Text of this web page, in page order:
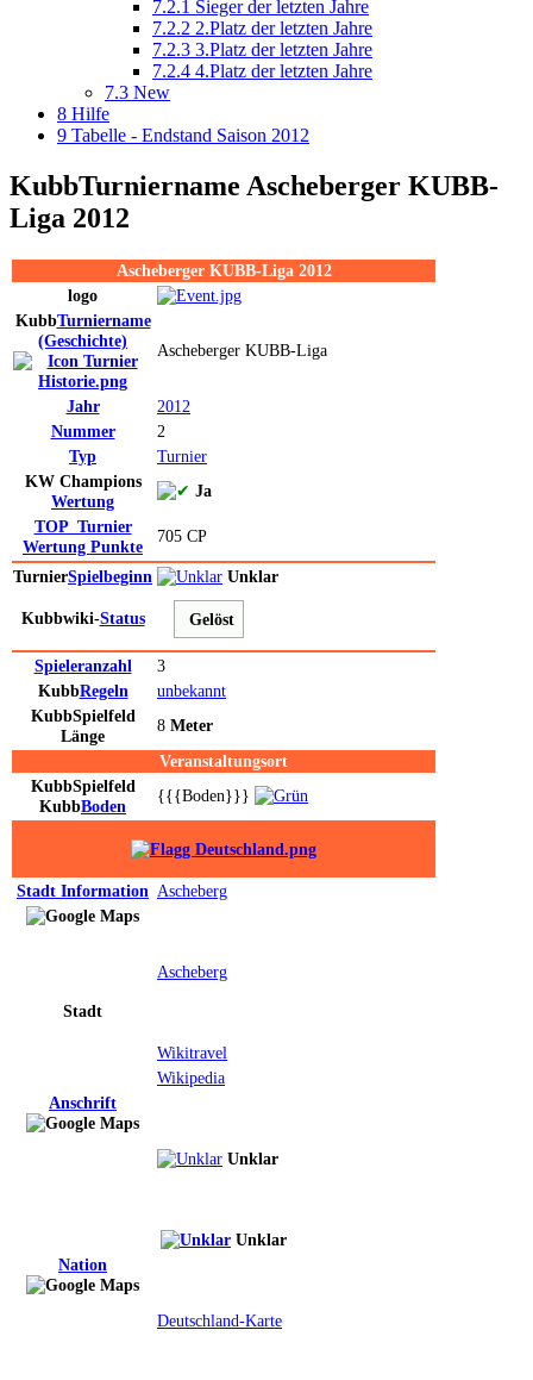
7.2.1 Sieger der letzten Jahre
7.2.2 2.Platz der letzten Jahre
7.2.3 3.Platz der letzten Jahre
7.2.4 4.Platz der letzten Jahre
7.3 New
8 Hilfe
9 Tabelle - Endstand Saison 2012
KubbTurniername Ascheberger KUBB-
Liga 2012
Ascheberger KUBB-Liga 2012
logo
KubbTurniername
(Geschichte)
Ascheberger KUBB-Liga
Jahr
2012
Nummer
2
Typ
Turnier
KW Champions
Wertung
Ja
TOP_Turnier
Wertung Punkte
705 CP
TurnierSpielbeginn Unklar
Kubbwiki-Status Gelöst
Spieleranzahl
3
KubbRegeln
unbekannt
KubbSpielfeld
Länge
8 Meter
Veranstaltungsort
KubbSpielfeld
KubbBoden
{{{Boden}}}
Stadt Information Ascheberg
Stadt
Ascheberg
Wikitravel
Wikipedia
Anschrift
Unklar
Unklar
Nation
Deutschland-Karte